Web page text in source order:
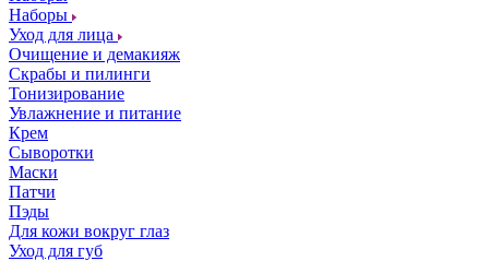
Наборы
Уход для лица
Очищение и демакияж
Скрабы и пилинги
Тонизирование
Увлажнение и питание
Крем
Сыворотки
Маски
Патчи
Пэды
Для кожи вокруг глаз
Уход для губ